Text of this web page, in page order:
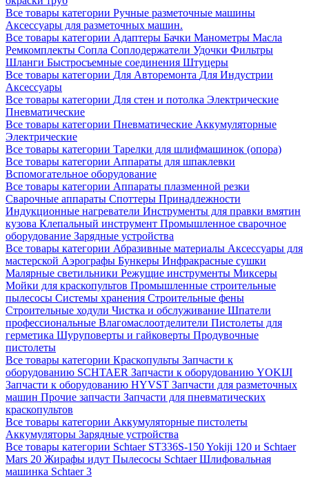
Все товары категории Ручные разметочные машины
Аксессуары для разметочных машин.
Все товары категории Адаптеры Бачки Манометры Масла
Ремкомплекты Сопла Соплодержатели Удочки Фильтры
Шланги Быстросъемные соединения Штуцеры
Все товары категории Для Авторемонта Для Индустрии
Аксессуары
Все товары категории Для стен и потолка Электрические
Пневматические
Все товары категории Пневматические Аккумуляторные
Электрические
Все товары категории Тарелки для шлифмашинок (опора)
Все товары категории Аппараты для шпаклевки
Вспомогательное оборудование
Все товары категории Аппараты плазменной резки
Сварочные аппараты Споттеры Принадлежности
Индукционные нагреватели Инструменты для правки вмятин
кузова Клепальный инструмент Промышленное сварочное
оборудование Зарядные устройства
Все товары категории Абразивные материалы Аксессуары для
мастерской Аэрографы Бункеры Инфракрасные сушки
Малярные светильники Режущие инструменты Миксеры
Мойки для краскопультов Промышленные строительные
пылесосы Системы хранения Строительные фены
Строительные ходули Чистка и обслуживание Шпатели
профессиональные Влагомаслоотделители Пистолеты для
герметика Шуруповерты и гайковерты Продувочные
пистолеты
Все товары категории Краскопульты Запчасти к
оборудованию SCHTAER Запчасти к оборудованию YOKIJI
Запчасти к оборудованию HYVST Запчасти для разметочных
машин Прочие запчасти Запчасти для пневматических
краскопультов
Все товары категории Аккумуляторные пистолеты
Аккумуляторы Зарядные устройства
Все товары категории Schtaer ST336S-150Yokiji 120 и Schtaer
Mars 20 Жирафы идут Пылесосы SchtaerШлифовальная
машинка Schtaer 3